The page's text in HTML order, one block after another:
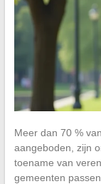
Meer dan 70 %
aangeboden, zijn
toename van
gemeenten